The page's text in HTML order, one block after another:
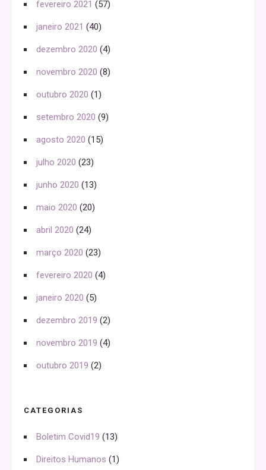
fevereiro 2021 (57)
janeiro 2021 (40)
dezembro 2020 (4)
novembro 2020 (8)
outubro 2020 (1)
setembro 2020 (9)
agosto 2020 (15)
julho 2020 (23)
junho 2020 (13)
maio 2020 (20)
abril 2020 (24)
março 2020 (23)
fevereiro 2020 (4)
janeiro 2020 (5)
dezembro 2019 (2)
novembro 2019 (4)
outubro 2019 (2)
CATEGORIAS
Boletim Covid19 (13)
Direitos Humanos (1)